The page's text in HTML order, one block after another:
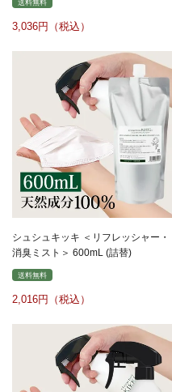
送料無料
3,036
シュシュキッキ ＜リフレッシャー・
消臭ミスト＞ 600mL (詰替)
送料無料
2,016